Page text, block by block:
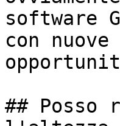
software
con
##